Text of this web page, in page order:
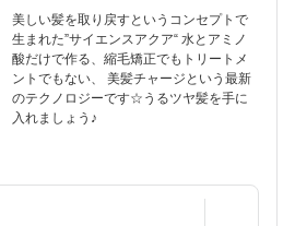
美しい髪を取り戻すというコンセプトで
生まれた”サイエンスアクア“ 水とアミノ
酸だけで作る、縮毛矯正でもトリートメ
ントでもない、 美髪チャージという最新
のテクノロジーです☆うるツヤ髪を手に
入れましょう♪